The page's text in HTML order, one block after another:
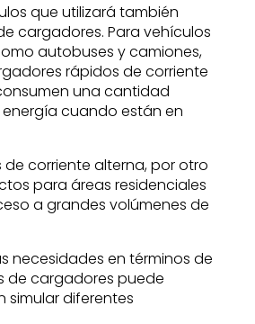
que utilizará también
cargadores. Para vehículos
autobuses y camiones,
rápidos de corriente
una cantidad
cuando están en
de corriente alterna, por otro
para áreas residenciales
a grandes volúmenes de
necesidades en términos de
de cargadores puede
simular diferentes